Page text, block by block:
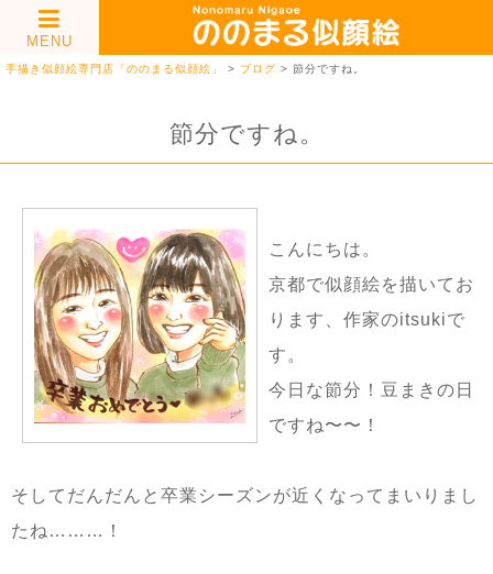
MENU
手描き似顔絵専門店「ののまる似顔絵」 > ブログ > 節分ですね。
節分ですね。
こんにちは。
京都で似顔絵を描いてお
ります、作家のitsukiで
す。
今日な節分！豆まきの日
ですね〜〜！
そしてだんだんと卒業シーズンが近くなってまいりまし
たね………！